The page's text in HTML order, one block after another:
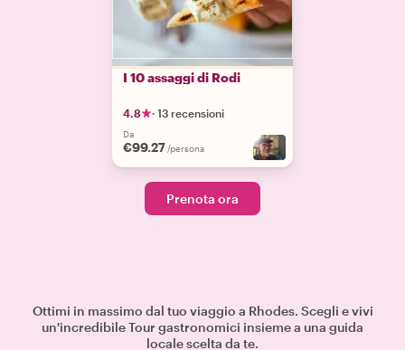
I 10 assaggi di Rodi
4.8 · 13 recensioni
Da
€99.27 /persona
Prenota ora
Ottimi in massimo dal tuo viaggio a Rhodes. Scegli e vivi
un'incredibile Tour gastronomici insieme a una guida
locale scelta da te.